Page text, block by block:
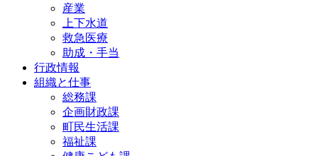
産業
上下水道
救急医療
助成・手当
行政情報
組織と仕事
総務課
企画財政課
町民生活課
福祉課